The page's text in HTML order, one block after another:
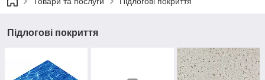
Підлогові покриття